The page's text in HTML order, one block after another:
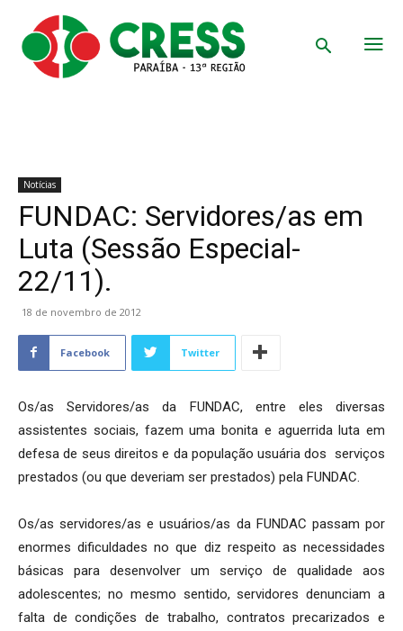
Notícias
FUNDAC: Servidores/as em
Luta (Sessão Especial-
22/11).
18 de novembro de 2012
Facebook Twitter
Os/as Servidores/as da FUNDAC, entre eles diversas
assistentes sociais, fazem uma bonita e aguerrida luta em
defesa de seus direitos e da população usuária dos serviços
prestados (ou que deveriam ser prestados) pela FUNDAC.
Os/as servidores/as e usuários/as da FUNDAC passam por
enormes dificuldades no que diz respeito as necessidades
básicas para desenvolver um serviço de qualidade aos
adolescentes; no mesmo sentido, servidores denunciam a
falta de condições de trabalho, contratos precarizados e